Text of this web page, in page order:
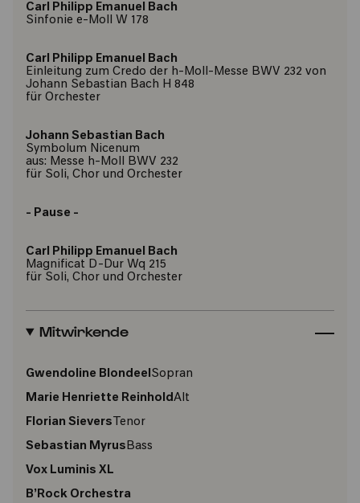
Carl Philipp Emanuel Bach
Sinfonie e-Moll W 178
Carl Philipp Emanuel Bach
Einleitung zum Credo der h-Moll-Messe BWV 232 von
Johann Sebastian Bach H 848
für Orchester
Johann Sebastian Bach
Symbolum Nicenum
aus: Messe h-Moll BWV 232
für Soli, Chor und Orchester
- Pause -
Carl Philipp Emanuel Bach
Magnificat D-Dur Wq 215
für Soli, Chor und Orchester
Mitwirkende
Gwendoline Blondeel Sopran
Marie Henriette Reinhold Alt
Florian Sievers Tenor
Sebastian Myrus Bass
Vox Luminis XL
B’Rock Orchestra